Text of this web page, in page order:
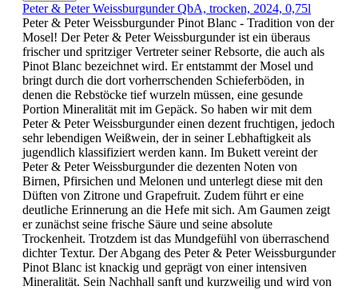
Peter & Peter Weissburgunder QbA, trocken, 2024, 0,75l
Peter & Peter Weissburgunder Pinot Blanc - Tradition von der
Mosel! Der Peter & Peter Weissburgunder ist ein überaus
frischer und spritziger Vertreter seiner Rebsorte, die auch als
Pinot Blanc bezeichnet wird. Er entstammt der Mosel und
bringt durch die dort vorherrschenden Schieferböden, in
denen die Rebstöcke tief wurzeln müssen, eine gesunde
Portion Mineralität mit im Gepäck. So haben wir mit dem
Peter & Peter Weissburgunder einen dezent fruchtigen, jedoch
sehr lebendigen Weißwein, der in seiner Lebhaftigkeit als
jugendlich klassifiziert werden kann. Im Bukett vereint der
Peter & Peter Weissburgunder die dezenten Noten von
Birnen, Pfirsichen und Melonen und unterlegt diese mit den
Düften von Zitrone und Grapefruit. Zudem führt er eine
deutliche Erinnerung an die Hefe mit sich. Am Gaumen zeigt
er zunächst seine frische Säure und seine absolute
Trockenheit. Trotzdem ist das Mundgefühl von überraschend
dichter Textur. Der Abgang des Peter & Peter Weissburgunder
Pinot Blanc ist knackig und geprägt von einer intensiven
Mineralität. Sein Nachhall sanft und kurzweilig und wird von